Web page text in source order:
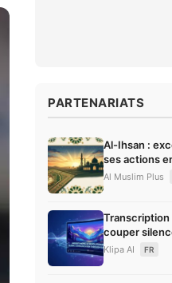
PARTENARIATS
Al-Ihsan :
ses actions
Al Muslim Plus
Transcription
couper
Klipa AI FR